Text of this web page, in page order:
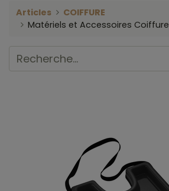
Articles
COIFFURE
Matériels et Accessoires Coiffure